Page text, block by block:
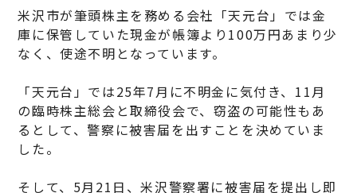
米沢市が筆頭株主を務める会社「天元台」では金
庫に保管していた現金が帳簿より100万円あまり少
なく、使途不明となっています。
「天元台」では25年7月に不明金に気付き、11月
の臨時株主総会と取締役会で、窃盗の可能性もあ
るとして、警察に被害届を出すことを決めていま
した。
そして、5月21日、米沢警察署に被害届を提出し即